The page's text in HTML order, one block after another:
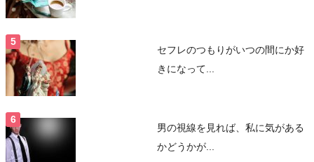
セフレのつもりがいつの間にか好
きになって...
男の視線を見れば、私に気がある
かどうかが...